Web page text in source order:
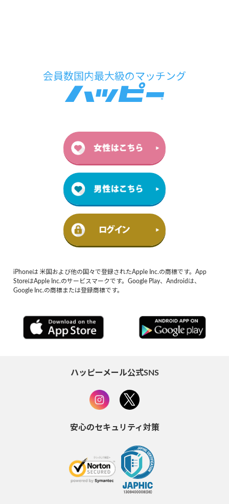
iPhoneは 米国および他の国々で登録されたApple Inc.の商標です。App
StoreはApple Inc.のサービスマークです。Google Play、Androidは、
Google Inc.の商標または登録商標です。
ハッピーメール公式SNS
安心のセキュリティ対策